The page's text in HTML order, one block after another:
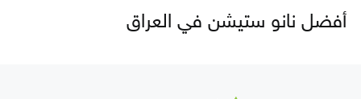
أفضل نانو ستيشن في العراق